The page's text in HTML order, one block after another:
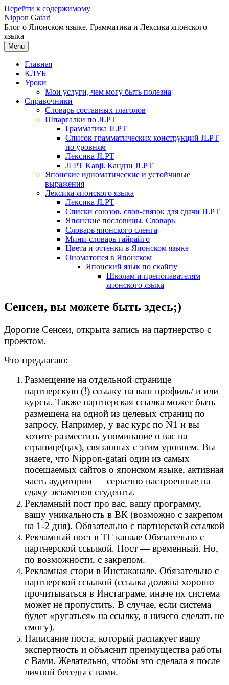
Перейти к содержимому
Nippon Gatari
Блог о Японском языке. Грамматика и Лексика японского
языка
Menu
Главная
КЛУБ
Уроки
Мои услуги, чем могу быть полезна
Справочники
Словарь составных глаголов
Шпаргалки по JLPT
Грамматика JLPT
Список грамматических конструкций JLPT
по уровням
Лексика JLPT
JLPT Kanji. Кандзи JLPT
Японские идиоматические и устойчивые
выражения
Лексика японского языка
Лексика JLPT
Списки союзов, слов-связок для сдачи JLPT
Японские пословицы. Словарь
Словарь японского сленга
Мини-словарь гайрайго
Цвета и оттенки в Японском языке
Ономатопея в Японском
Японский язык по скайпу
Школам и препопавателям
японского языка
Сенсеи, вы можете быть здесь;)
Дорогие Сенсеи, открыта запись на партнерство с
проектом.
Что предлагаю:
Размещение на отдельной странице
партнерскую (!) ссылку на ваш профиль/ и или
курсы. Также партнерская ссылка может быть
размещена на одной из целевых страниц по
запросу. Например, у вас курс по N1 и вы
хотите разместить упоминание о вас на
странице(цах), связанных с этим уровнем. Вы
знаете, что Nippon-gatari один из самых
посещаемых сайтов о японском языке, активная
часть аудитории — серьезно настроенные на
сдачу экзаменов студенты.
Рекламный пост про вас, вашу программу,
вашу уникальность в ВК (возможно с закрепом
на 1-2 дня). Обязательно с партнерской ссылкой
Рекламный пост в ТГ канале Обязательно с
партнерской ссылкой. Пост — временный. Но,
по возможности, с закрепом.
Рекламная стори в Инстаканале. Обязательно с
партнерской ссылкой (ссылка должна хорошо
прочитываться в Инстаграме, иначе их система
может не пропустить. В случае, если система
будет «ругаться» на ссылку, я ничего сделать не
смогу).
Написание поста, который распакует вашу
экспертность и объяснит преимущества работы
с Вами. Желательно, чтобы это сделала я после
личной беседы с вами.